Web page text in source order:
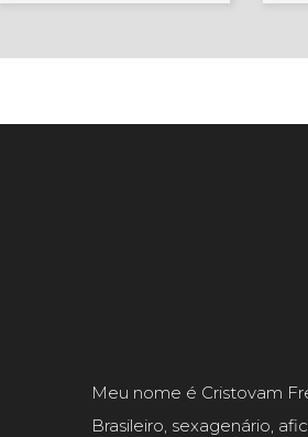
Meu nome é Cristovam
Brasileiro, sexagenário,